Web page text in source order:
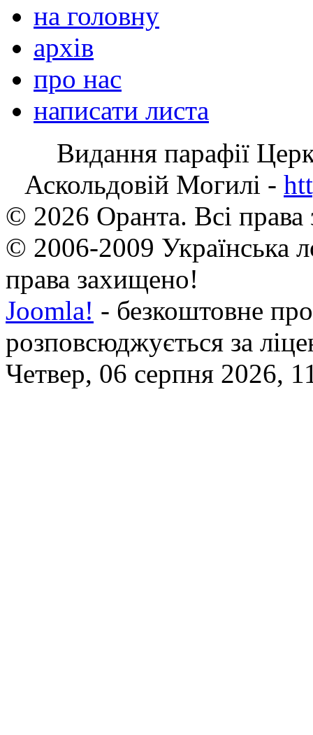
на головну
архів
про нас
написати листа
Видання парафії
Аскольдовій Могилі -
© 2026 Оранта. Всі
© 2006-2009 Українська
права захищено!
Joomla! - безкоштовне
розповсюджується за
Четвер, 06 серпня 2026,